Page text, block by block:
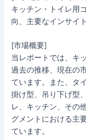
キッチン・トイレ用
向、主要なインサイ
[市場概要]
当レポートでは、キ
過去の推移、現在の
ています。また、タ
掛け型、吊り下げ型
レ、キッチン、その
グメントにおける主
ています。